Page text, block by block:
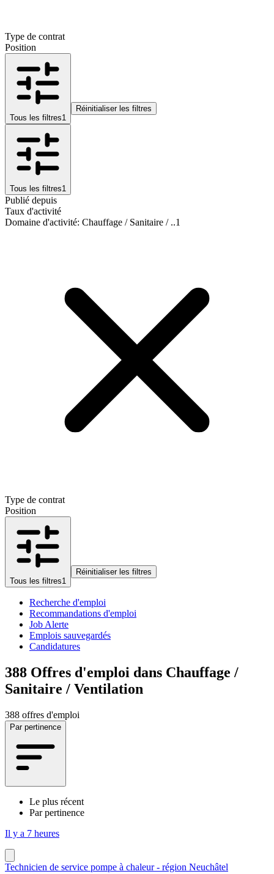
Type de contrat
Position
Tous les filtres1
Réinitialiser les filtres
Tous les filtres1
Publié depuis
Taux d'activité
Domaine d'activité: Chauffage / Sanitaire / ..1
Type de contrat
Position
Tous les filtres1
Réinitialiser les filtres
Recherche d'emploi
Recommandations d'emploi
Job Alerte
Emplois sauvegardés
Candidatures
388 Offres d'emploi dans Chauffage /
Sanitaire / Ventilation
388 offres d'emploi
Par pertinence
Le plus récent
Par pertinence
Il y a 7 heures
Technicien de service pompe à chaleur - région Neuchâtel